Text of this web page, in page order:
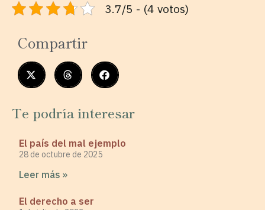
3.7/5 - (4 votos)
Compartir
Te podría interesar
El país del mal ejemplo
28 de octubre de 2025
Leer más »
El derecho a ser